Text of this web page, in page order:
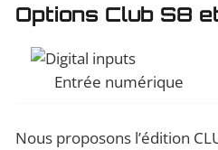
Options Club S8
Entrée numérique
Nous proposons l’édition